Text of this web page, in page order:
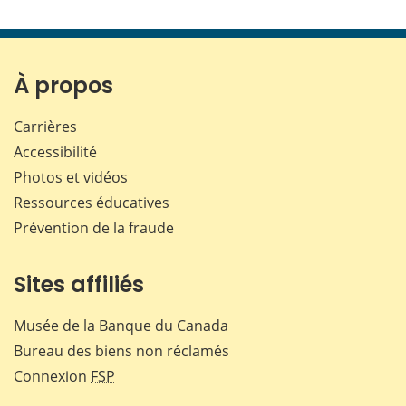
À propos
Carrières
Accessibilité
Photos et vidéos
Ressources éducatives
Prévention de la fraude
Sites affiliés
Musée de la Banque du Canada
Bureau des biens non réclamés
Connexion FSP